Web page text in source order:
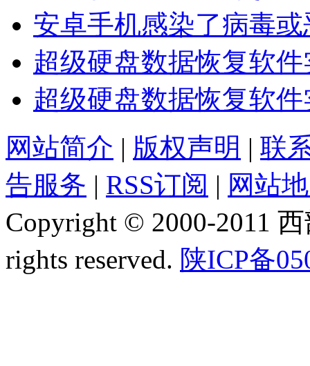
安卓手机感染了病毒
超级硬盘数据恢复软
超级硬盘数据恢复软
网站简介 | 版权声明 | 联
告服务 | RSS订阅 | 网站
Copyright © 2000-2011
rights reserved. 陕ICP备